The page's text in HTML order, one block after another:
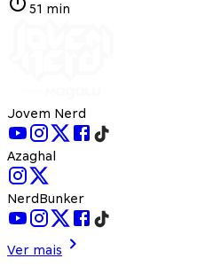
51 min
Jovem Nerd
Azaghal
NerdBunker
Ver mais